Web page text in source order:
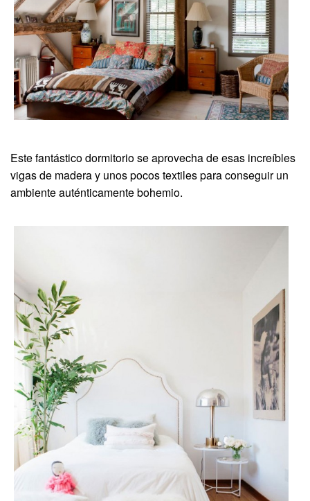
Este fantástico dormitorio se aprovecha de esas increíbles
vigas de madera y unos pocos textiles para conseguir un
ambiente auténticamente bohemio.